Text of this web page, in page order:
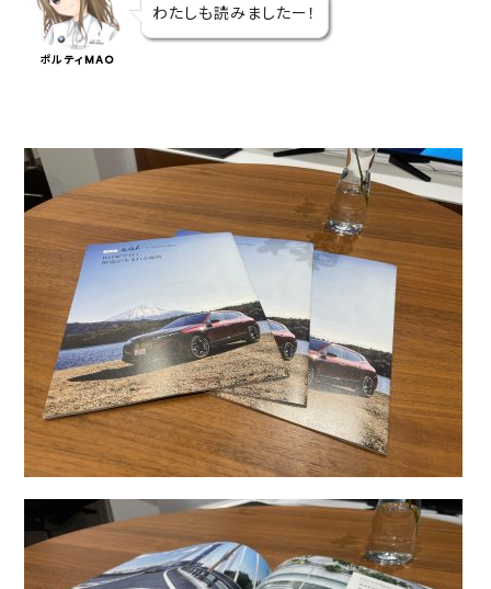
ポルティMAO
わたしも読みましたー！